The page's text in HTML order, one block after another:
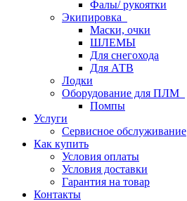
Фалы/ рукоятки
Экипировка
Маски, очки
ШЛЕМЫ
Для снегохода
Для АТВ
Лодки
Оборудование для ПЛМ
Помпы
Услуги
Сервисное обслуживание
Как купить
Условия оплаты
Условия доставки
Гарантия на товар
Контакты